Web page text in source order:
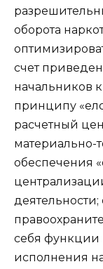
оборота
счет
начальников
принципу
расчетный
материально-
обеспечения
себя функции
исполнения